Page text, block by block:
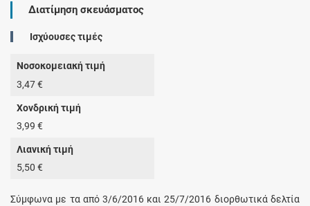
Διατίμηση σκευάσματος
Ισχύουσες τιμές
Νοσοκομειακή τιμή
3,47 €
Χονδρική τιμή
3,99 €
Λιανική τιμή
5,50 €
Σύμφωνα με τα από 3/6/2016 και 25/7/2016 διορθωτικά δελτία